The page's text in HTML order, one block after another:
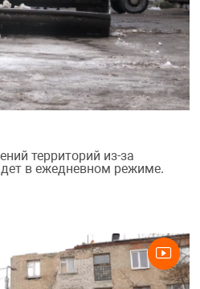
территорий из-за
в ежедневном режиме.